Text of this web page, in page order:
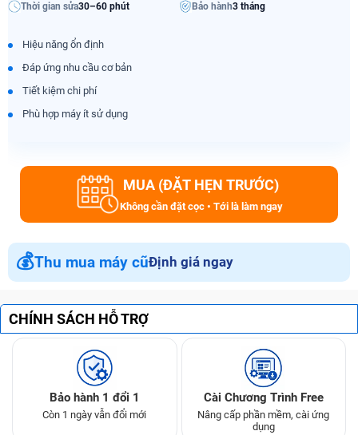
Thời gian sửa30–60 phút Bảo hành3 tháng
Hiệu năng ổn định
Đáp ứng nhu cầu cơ bản
Tiết kiệm chi phí
Phù hợp máy ít sử dụng
MUA (ĐẶT HẸN TRƯỚC)
Không cần đặt cọc • Tới là làm ngay
💰Thu mua máy cũĐịnh giá ngay
CHÍNH SÁCH HỖ TRỢ
Bảo hành 1 đổi 1
Còn 1 ngày vẫn đổi mới
Cài Chương Trình Free
Nâng cấp phần mềm, cài ứng
dụng